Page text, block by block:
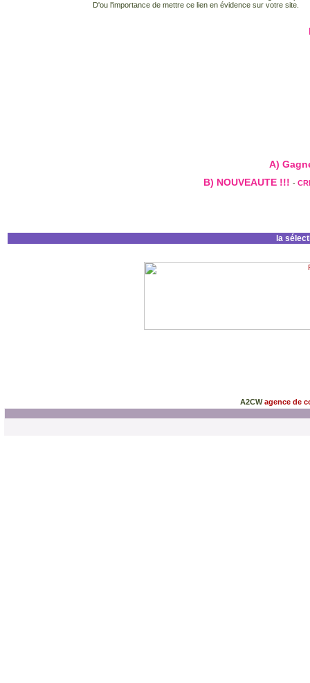
D'ou l'importance de mettre ce lien en évidence sur votre site.
A)
B) NOUVEAUTE !!! -
la
A2CWagence de